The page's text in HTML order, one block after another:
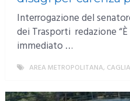
Interrogazione del
dei Trasporti redazione “È
immediato …
AREA METROPOLITANA,